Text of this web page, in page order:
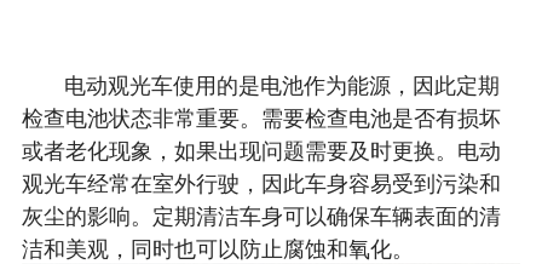
电动观光车使用的是电池作为能源，因此定期
检查电池状态非常重要。需要检查电池是否有损坏
或者老化现象，如果出现问题需要及时更换。电动
观光车经常在室外行驶，因此车身容易受到污染和
灰尘的影响。定期清洁车身可以确保车辆表面的清
洁和美观，同时也可以防止腐蚀和氧化。